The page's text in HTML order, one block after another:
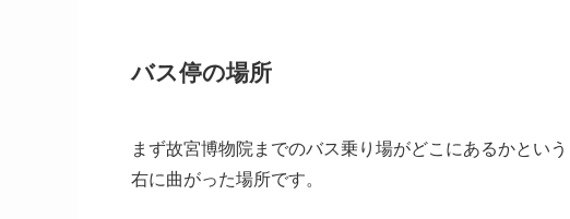
バス停の場所
まず故宮博物院までのバス乗り場がどこにあるかとい
右に曲がった場所です。